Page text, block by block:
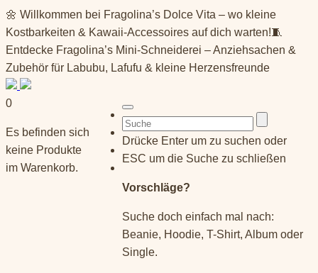
Springe
zum
Inhalt
🌼 Willkommen bei Fragolina’s Dolce Vita – wo kleine
Kostbarkeiten & Kawaii-Accessoires auf dich warten!🧵
Entdecke Fragolina’s Mini-Schneiderei – Anziehsachen &
Zubehör für Labubu, Lafufu & kleine Herzensfreunde
0
Es befinden sich
keine Produkte
im Warenkorb.
Suchen
nach:
Drücke Enter um zu suchen oder
ESC um die Suche zu schließen
Vorschläge?
Suche doch einfach mal nach:
Beanie, Hoodie, T-Shirt, Album oder
Single.